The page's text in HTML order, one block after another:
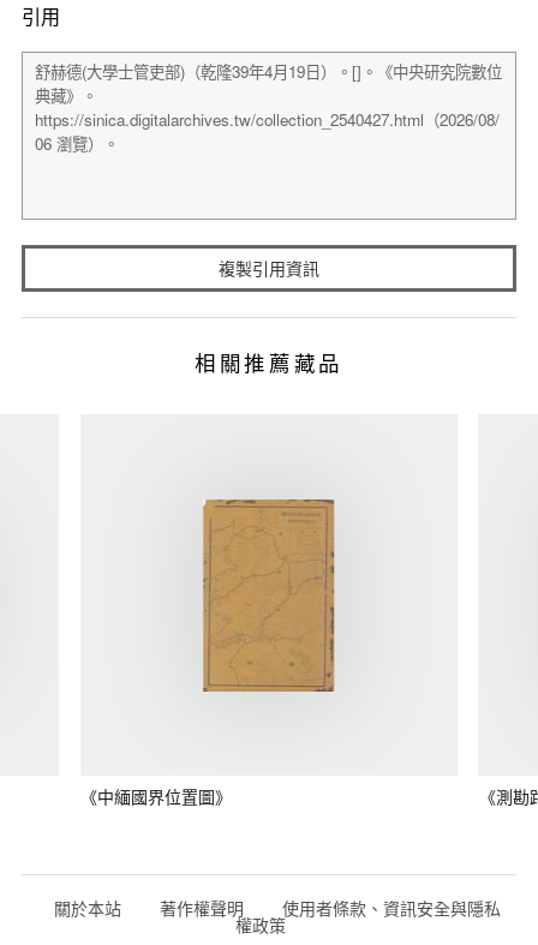
引用
複製引用資訊
相關推薦藏品
《中緬國界位置圖》 《測
關於本站 著作權聲明 使用者條款、資訊安全與隱私
權政策